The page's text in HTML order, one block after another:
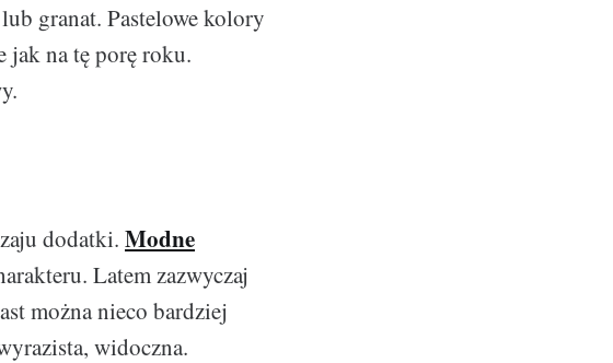
granat. Pastelowe kolory
jak na tę porę roku.
dodatki. Modne
Latem zazwyczaj
można nieco bardziej
widoczna.